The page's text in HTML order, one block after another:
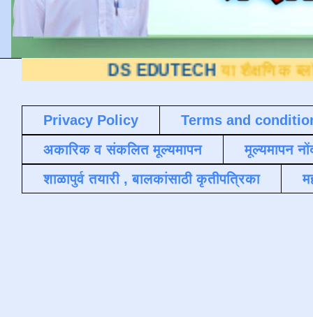
DS EDUTECH या शैक्षणिक ब्लॉगवर आपले
Privacy Policy
Terms and
अकारिक व संकलित मूल्यमापन
मूल्यमापन
शाळापुर्व तयारी , बालकांसाठी कृतीपत्रिका